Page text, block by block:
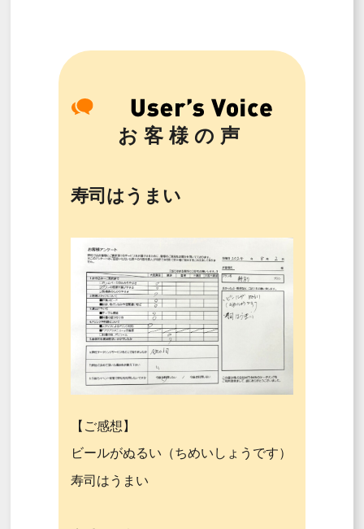
お客様の声
寿司はうまい
【ご感想】
ビールがぬるい（ちめいしょうです）
寿司はうまい